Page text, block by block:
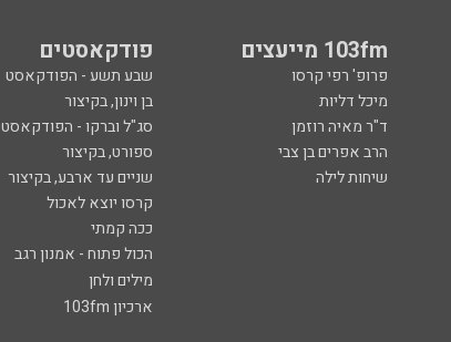
103fm מייעצים פודקאסטים
פרופ' רפי קרסו שבע תשע - הפודקאסט
מיכל דליות בן וינון, בקיצור
ד"ר מאיה רוזמן סג"ל וברקו - הפודקאסט
הרב אפרים בן צבי ספורט, בקיצור
שיחות לילה שניים עד ארבע, בקיצור
קרסו יוצא לאכול
ככה קמתי
הכול פתוח - אמנון רגב
מילים ולחן
ארכיון 103fm